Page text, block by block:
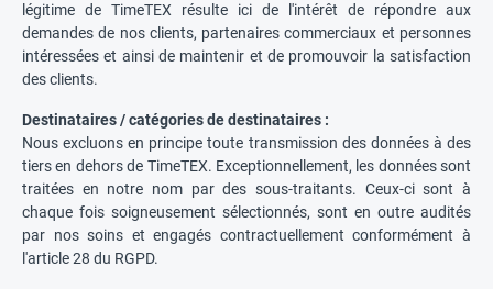
légitime de TimeTEX résulte ici de l'intérêt de répondre aux
demandes de nos clients, partenaires commerciaux et personnes
intéressées et ainsi de maintenir et de promouvoir la satisfaction
des clients.
Destinataires / catégories de destinataires :
Nous excluons en principe toute transmission des données à des
tiers en dehors de TimeTEX. Exceptionnellement, les données sont
traitées en notre nom par des sous-traitants. Ceux-ci sont à
chaque fois soigneusement sélectionnés, sont en outre audités
par nos soins et engagés contractuellement conformément à
l'article 28 du RGPD.